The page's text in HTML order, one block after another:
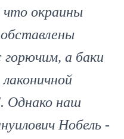
что окраины
горючим, а баки
Однако наш
Нобель -